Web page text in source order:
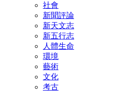
社會
新聞評論
新天文志
新五行志
人體生命
環境
藝術
文化
考古